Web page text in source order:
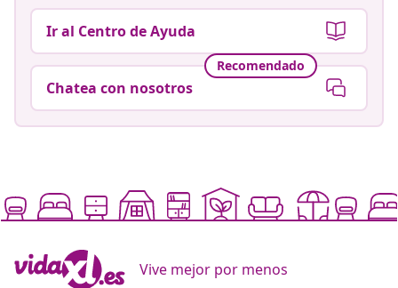
Ir al Centro de Ayuda
Recomendado
Chatea con nosotros
Vive mejor por menos